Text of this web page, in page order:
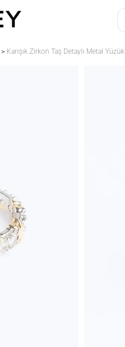
> Karışık Zirkon Taş Detaylı Metal Yüzük